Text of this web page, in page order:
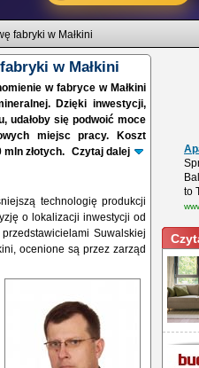
fabryki w Małkini
w Małkini
w fabryce w Małkini
Dzięki inwestycji,
udałoby się podwoić moce
miejsc pracy. Koszt
złotych. Czytaj dalej
technologię produkcji
o lokalizacji inwestycji od
Suwalskiej
ocenione są przez zarząd
to